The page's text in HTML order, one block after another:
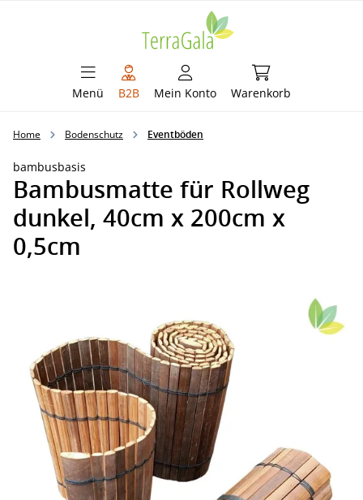
Menü B2B Mein Konto Warenkorb
Warenkorb
Home Bodenschutz Eventböden
bambusbasis
Bambusmatte für Rollweg
dunkel, 40cm x 200cm x
0,5cm